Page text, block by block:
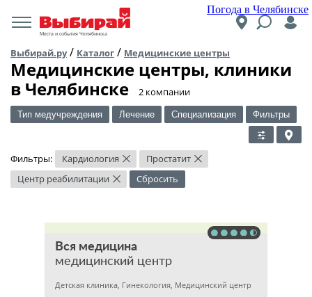
Погода в Челябинске
Места и события Челябинска
Выбирай.ру/ Каталог / Медицинские центры
Медицинские центры, клиники
в Челябинске
​2 компании
Тип медучреждения Лечение Специализация Фильтры
Фильтры: Кардиология × Простатит ×
Центр реабилитации × Сбросить
Вся медицина
медицинский центр
Детская клиника, Гинекология, Медицинский центр